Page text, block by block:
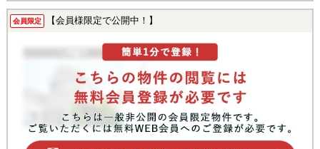
会員限定 【会員様限定で公開中！】